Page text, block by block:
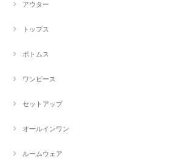
アウター
トップス
ボトムス
ワンピース
セットアップ
オールインワン
ルームウェア